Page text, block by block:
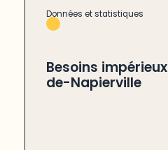
Données et statistiques
Besoins
de-Napierville